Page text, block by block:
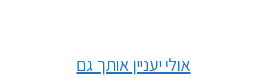
אולי יעניין אותך גם